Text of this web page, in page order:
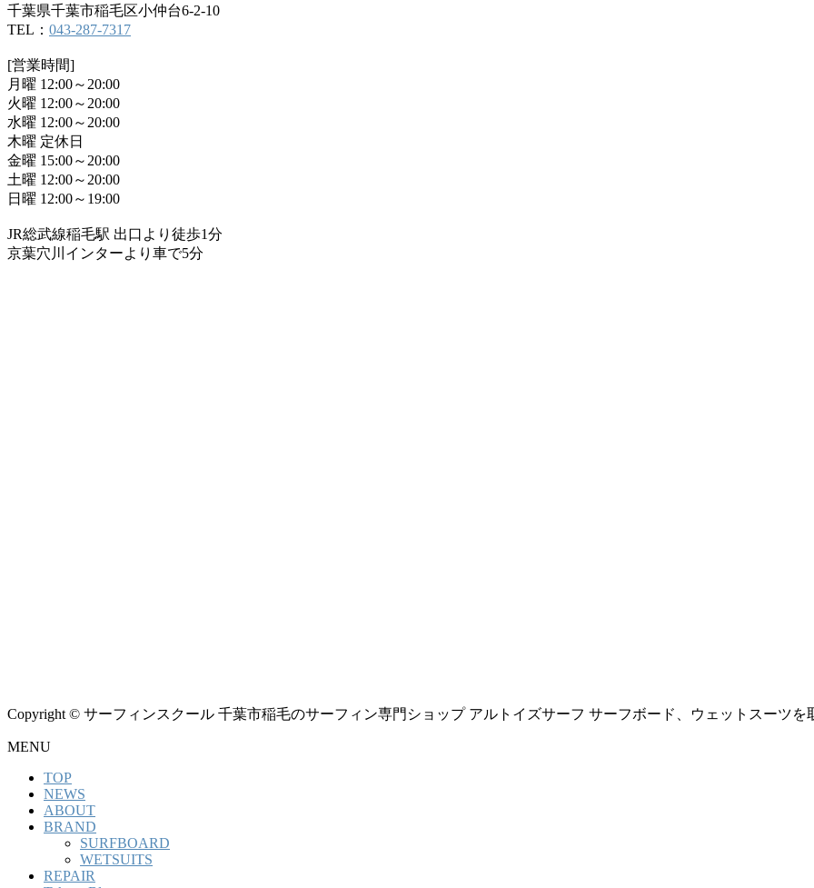
千葉県千葉市稲毛区小仲台6-2-10
TEL： 043-287-7317
[営業時間]
月曜 12:00～20:00
火曜 12:00～20:00
水曜 12:00～20:00
木曜 定休日
金曜 15:00～20:00
土曜 12:00～20:00
日曜 12:00～19:00
JR総武線稲毛駅 出口より徒歩1分
京葉穴川インターより車で5分
Copyright © サーフィンスクール 千葉市稲毛のサーフィン専門ショップ アルトイズサーフ サーフボード、ウェットスーツを
MENU
TOP
NEWS
ABOUT
BRAND
SURFBOARD
WETSUITS
REPAIR